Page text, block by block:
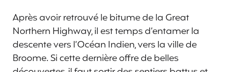
Après avoir retrouvé le bitume de la Great
Northern Highway, il est temps d’entamer la
descente vers l’Océan Indien, vers la ville de
Broome. Si cette dernière offre de belles